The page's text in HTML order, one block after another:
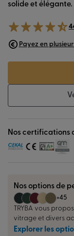
solide et élégante.
Payez en
Nos certifications
Nos options de
+45
TRYBA vous
vitrage et divers
Explorer les